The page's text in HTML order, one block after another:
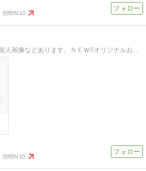
月間IN:10
おもしろ画像や芸能人画像などあります。ＮＥＷ!!オリジナルおもしろ画像もそろえました。
月間IN:10